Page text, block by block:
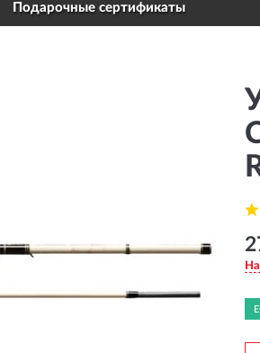
Подарочные сертификаты